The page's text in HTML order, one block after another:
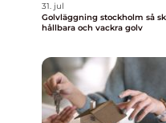
31. jul
Golvläggning stockholm så skapar du
hållbara och vackra golv